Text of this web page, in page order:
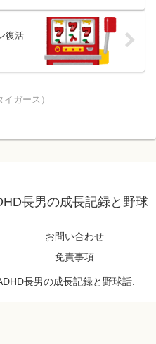
復活
ガース）
長男の成長記録と野球
お問い合わせ
免責事項
長男の成長記録と野球話.